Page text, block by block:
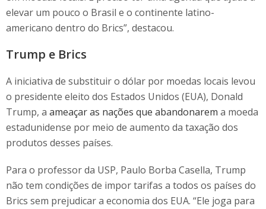
elevar um pouco o Brasil e o continente latino-
americano dentro do Brics”, destacou.
Trump e Brics
A iniciativa de substituir o dólar por moedas locais levou
o presidente eleito dos Estados Unidos (EUA), Donald
Trump, a ameaçar as nações que abandonarem a moeda
estadunidense por meio de aumento da taxação dos
produtos desses países.
Para o professor da USP, Paulo Borba Casella, Trump
não tem condições de impor tarifas a todos os países do
Brics sem prejudicar a economia dos EUA. “Ele joga para